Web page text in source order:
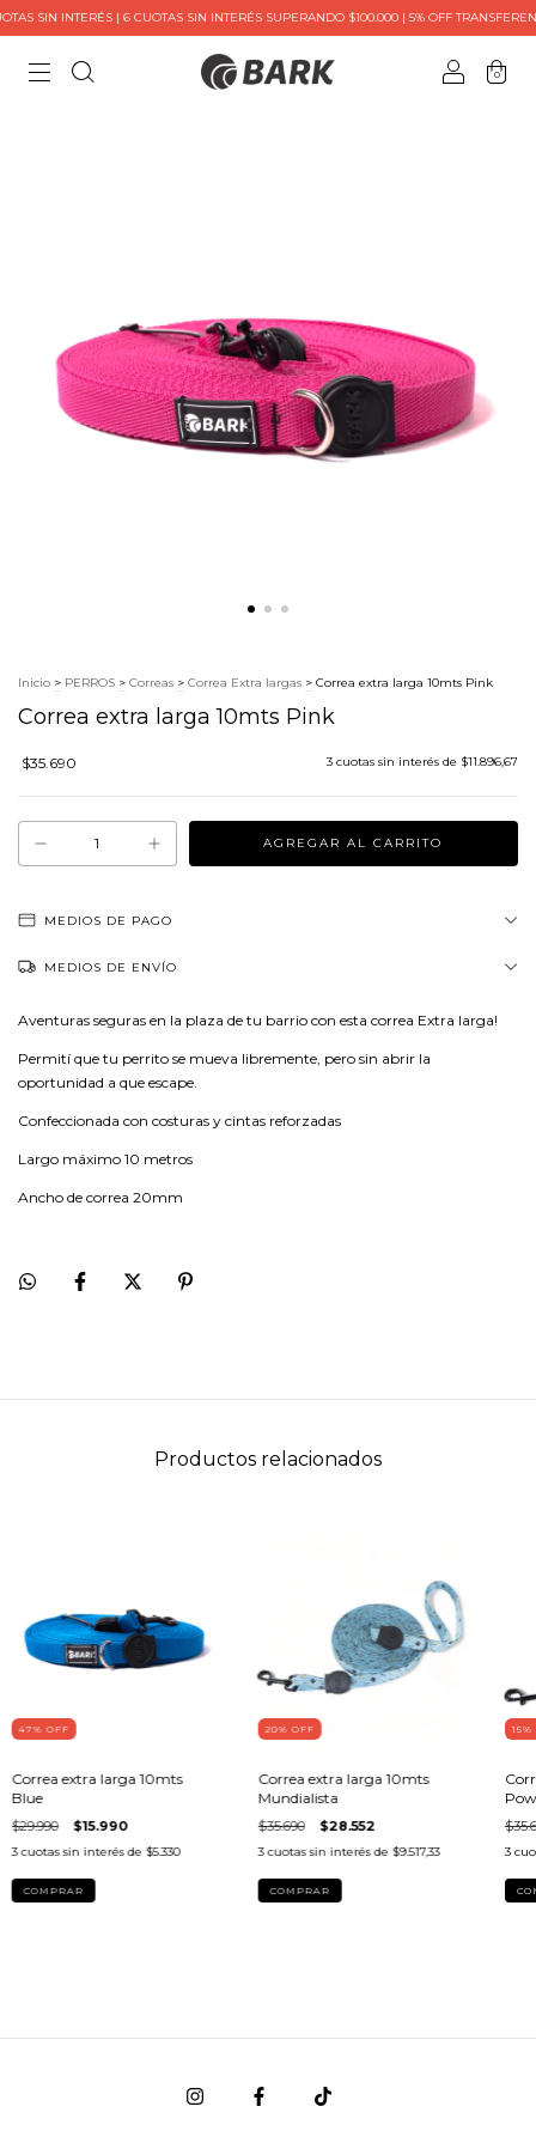
SIN INTERÉS | 6 CUOTAS SIN INTERÉS SUPERANDO $100.000 | 5% OFF
0
Inicio > PERROS > Correas > Correa Extra largas > Correa extra larga 10mts Pink
Correa extra larga 10mts Pink
$35.690 3 cuotas sin interés de $11.896,67
MEDIOS DE PAGO
MEDIOS DE ENVÍO
Aventuras seguras en la plaza de tu barrio con esta correa Extra larga!
Permití que tu perrito se mueva libremente, pero sin abrir la
oportunidad a que escape.
Confeccionada con costuras y cintas reforzadas
Largo máximo 10 metros
Ancho de correa 20mm
Productos relacionados
47% OFF
Correa extra larga 10mts
Blue
$29.990 $15.990
3 cuotas sin interés de $5.330
COMPRAR
20% OFF
Correa extra larga 10mts
Mundialista
$35.690 $28.552
3 cuotas sin interés de $9.517,33
15%
3